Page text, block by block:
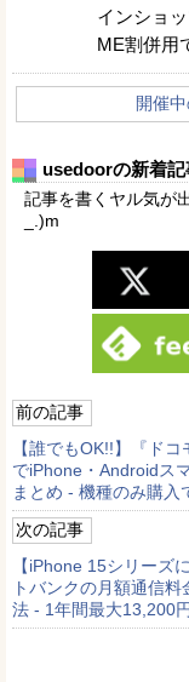
インショ
ME割併用
開催
usedoorの新着記
記事を書くヤル気が
_.)m
前の記事
【誰でもOK!!】『ド
でiPhone・Androidス
まとめ - 機種のみ購入
次の記事
【iPhone 15シリーズ
トバンクの月額通信
法 - 1年間最大13,200